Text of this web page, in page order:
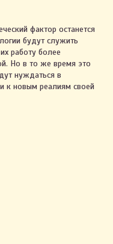
фактор останется
будут служить
работу более
Но в то же время это
нуждаться в
к новым реалиям своей